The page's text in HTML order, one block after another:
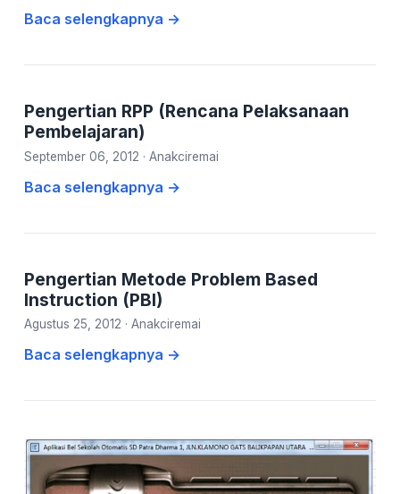
Baca selengkapnya →
Pengertian RPP (Rencana Pelaksanaan
Pembelajaran)
September 06, 2012 · Anakciremai
Baca selengkapnya →
Pengertian Metode Problem Based
Instruction (PBI)
Agustus 25, 2012 · Anakciremai
Baca selengkapnya →